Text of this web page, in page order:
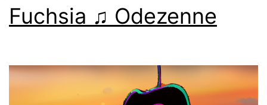
Fuchsia ♫ Odezenne